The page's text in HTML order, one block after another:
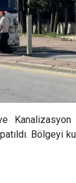
Kanalizasyon
Bölgeyi